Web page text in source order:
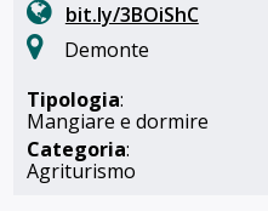
bit.ly/3BOiShC
Demonte
Tipologia:
Mangiare e dormire
Categoria:
Agriturismo